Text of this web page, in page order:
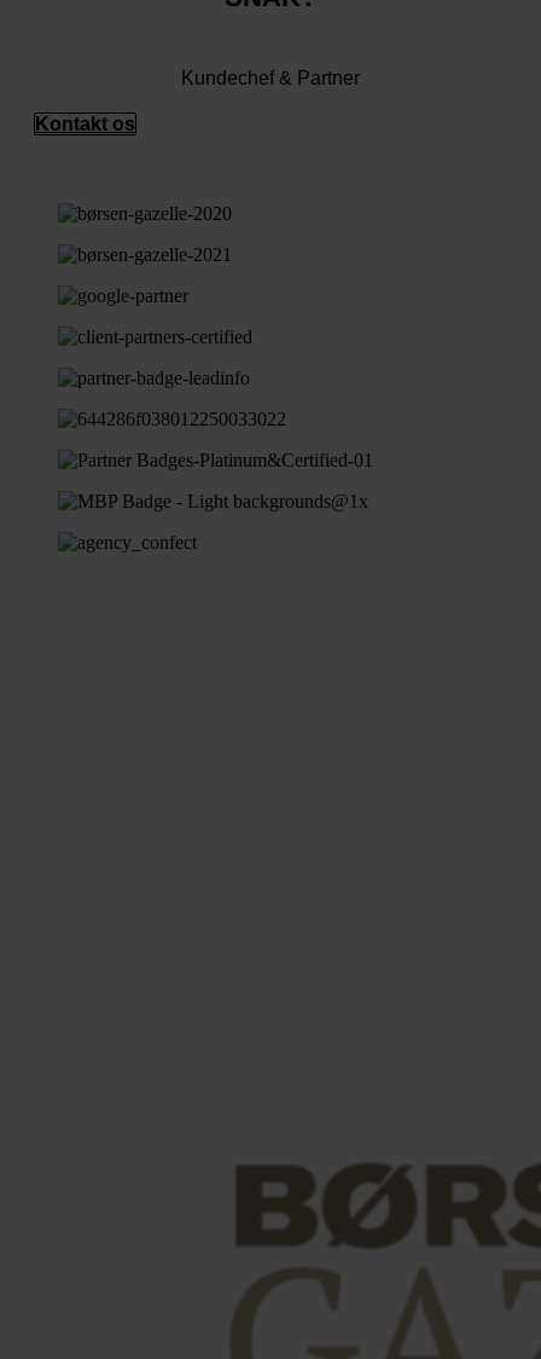
Kundechef & Partner
Kontakt os